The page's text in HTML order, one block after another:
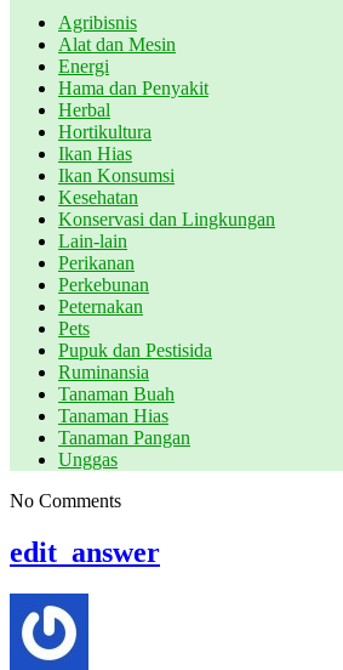
Agribisnis
Alat dan Mesin
Energi
Hama dan Penyakit
Herbal
Hortikultura
Ikan Hias
Ikan Konsumsi
Kesehatan
Konservasi dan Lingkungan
Lain-lain
Perikanan
Perkebunan
Peternakan
Pets
Pupuk dan Pestisida
Ruminansia
Tanaman Buah
Tanaman Hias
Tanaman Pangan
Unggas
No Comments
edit_answer